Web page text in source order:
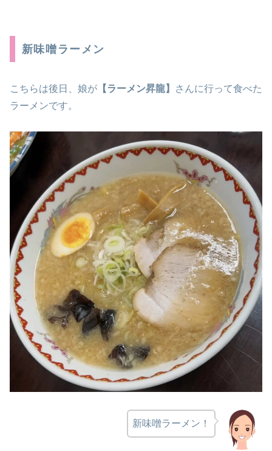
新味噌ラーメン
こちらは後日、娘が 【ラーメン昇龍】
さんに行って食べた
ラーメンです。
新味噌ラーメン！